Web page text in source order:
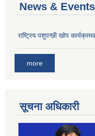
News &
राष्ट्रिय पशुपन्छी खोप
more
सूचना अधिकारी